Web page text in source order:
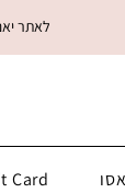
<< לאתר
Card